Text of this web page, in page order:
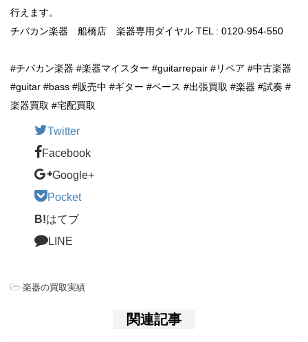
行えます。
チバカン楽器 船橋店 楽器専用ダイヤル TEL : 0120-954-550
#チバカン楽器 #楽器マイスター #guitarrepair #リペア #中古楽器
#guitar #bass #販売中 #ギター #ベース #出張買取 #楽器 #試奏 #
楽器買取 #宅配買取
Twitter
Facebook
Google+
Pocket
B!はてブ
LINE
-楽器の買取実績
関連記事